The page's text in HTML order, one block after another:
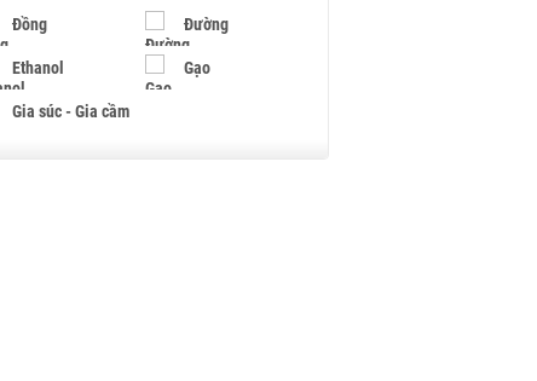
Đồng Đường
Ethanol Gạo
Gia súc - Gia cầm